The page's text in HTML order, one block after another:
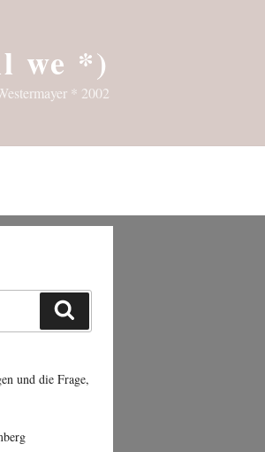
we *)
* 2002
und die Frage,